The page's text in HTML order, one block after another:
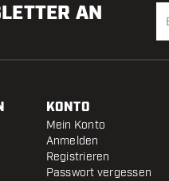
AN
KONTO
Mein Konto
Anmelden
Registrieren
Passwort vergessen